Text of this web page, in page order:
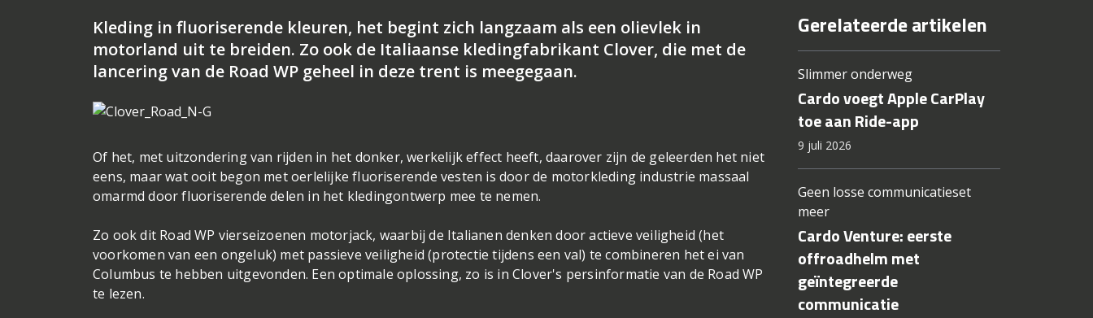
Kleding in fluoriserende kleuren, het begint zich langzaam als een olievlek in
motorland uit te breiden. Zo ook de Italiaanse kledingfabrikant Clover, die met de
lancering van de Road WP geheel in deze trent is meegegaan.
Of het, met uitzondering van rijden in het donker, werkelijk effect heeft, daarover zijn de geleerden het niet
eens, maar wat ooit begon met oerlelijke fluoriserende vesten is door de motorkleding industrie massaal
omarmd door fluoriserende delen in het kledingontwerp mee te nemen.
Zo ook dit Road WP vierseizoenen motorjack, waarbij de Italianen denken door actieve veiligheid (het
voorkomen van een ongeluk) met passieve veiligheid (protectie tijdens een val) te combineren het ei van
Columbus te hebben uitgevonden. Een optimale oplossing, zo is in Clover's persinformatie van de Road WP
te lezen.
Gerelateerde artikelen
Slimmer onderweg
Cardo voegt Apple CarPlay
toe aan Ride-app
9 juli 2026
Geen losse communicatieset
meer
Cardo Venture: eerste
offroadhelm met
geïntegreerde
communicatie